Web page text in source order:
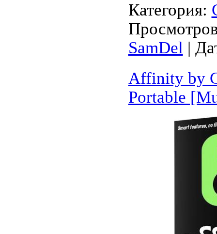
Категория:
SamDel |
Affinity by
Portable